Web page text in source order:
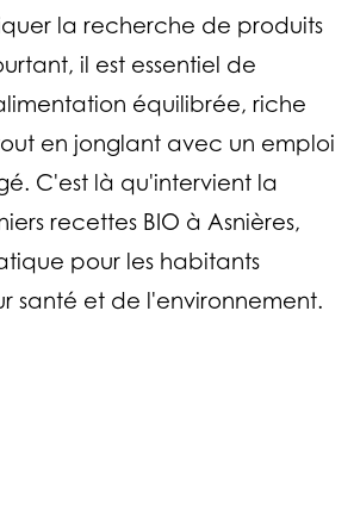
la recherche de produits
il est essentiel de
équilibrée, riche
en jonglant avec un emploi
C'est là qu'intervient la
recettes BIO à Asnières,
pour les habitants
santé et de l'environnement.